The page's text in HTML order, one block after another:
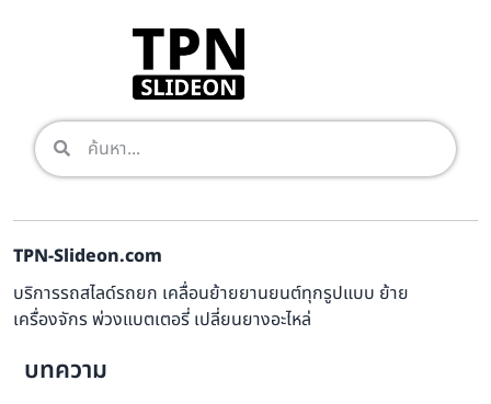
TPN-Slideon.com
บริการรถสไลด์รถยก เคลื่อนย้ายยานยนต์ทุกรูปแบบ ย้าย
เครื่องจักร พ่วงแบตเตอรี่ เปลี่ยนยางอะไหล่
บทความ